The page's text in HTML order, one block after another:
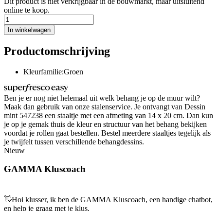
online te koop.
In winkelwagen
Productomschrijving
Kleurfamilie:Groen
Ben je er nog niet helemaal uit welk behang je op de muur wilt?
Maak dan gebruik van onze stalenservice. Je ontvangt van Dessin
mint 547238 een staaltje met een afmeting van 14 x 20 cm. Dan kun
je op je gemak thuis de kleur en structuur van het behang bekijken
voordat je rollen gaat bestellen. Bestel meerdere staaltjes tegelijk als
je twijfelt tussen verschillende behangdessins.
Nieuw
GAMMA Kluscoach
👋Hoi klusser, ik ben de GAMMA Kluscoach, een handige chatbot,
en help je graag met je klus.